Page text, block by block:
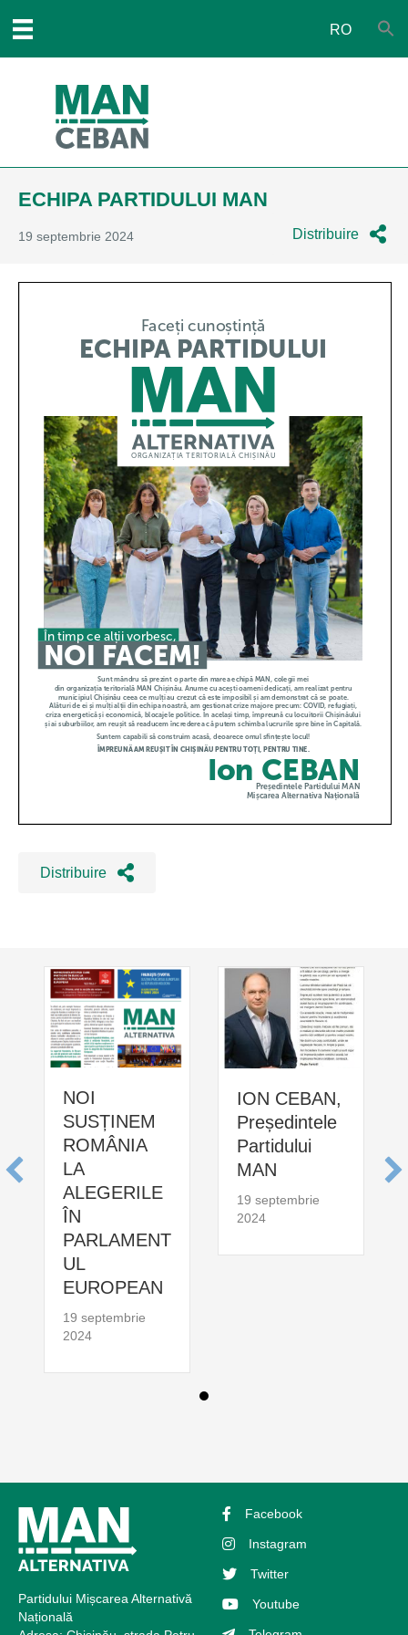
RO
ECHIPA PARTIDULUI MAN
19 septembrie 2024 Distribuire
Distribuire
NOI
SUSȚINEM
ROMÂNIA
LA
ALEGERILE
ÎN
PARLAMENT
UL
EUROPEAN
19 septembrie
2024
ION CEBAN,
Președintele
Partidului
MAN
19 septembrie
2024
Partidului Mișcarea Alternativă
Națională
Facebook
Instagram
Twitter
Youtube